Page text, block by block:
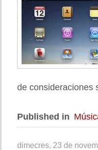
de consideraciones
Published in
dimecres, 23 de